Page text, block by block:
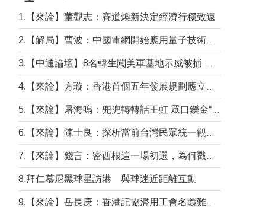
1.【來論】董觀志：賽道煥新決定經濟行穩致遠
8.拜仁慕尼黑球星訪港 與球迷近距離互動